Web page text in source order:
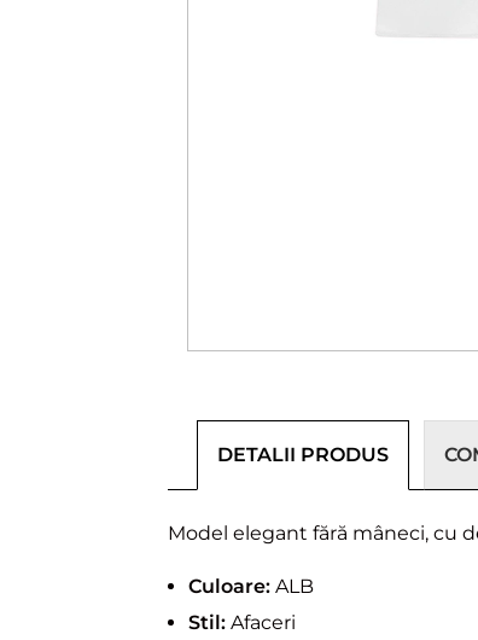
DETALII PRODUS
Model elegant fără mâneci, cu
Culoare: ALB
Stil: Afaceri